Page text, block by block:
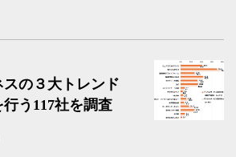
スの３大トレンド
う117社を調査